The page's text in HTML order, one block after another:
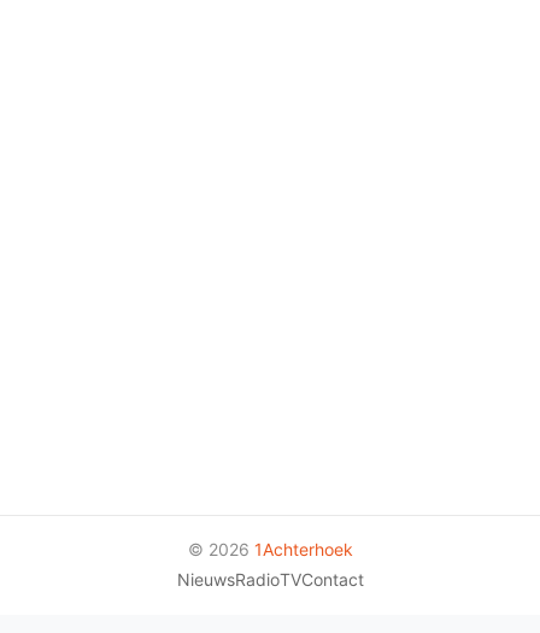
© 2026 1Achterhoek
NieuwsRadioTVContact